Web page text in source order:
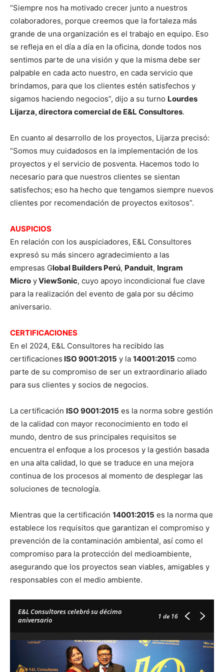
“Siempre nos ha motivado crecer junto a nuestros
colaboradores, porque creemos que la fortaleza más
grande de una organización es el trabajo en equipo. Eso
se refleja en el día a día en la oficina, donde todos nos
sentimos parte de una visión y que la misma debe ser
palpable en cada acto nuestro, en cada servicio que
brindamos, para que los clientes estén satisfechos y
sigamos haciendo negocios”, dijo a su turno Lourdes
Lijarza, directora comercial de E&L Consultores.
En cuanto al desarrollo de los proyectos, Lijarza precisó:
“Somos muy cuidadosos en la implementación de los
proyectos y el servicio de posventa. Hacemos todo lo
necesario para que nuestros clientes se sientan
satisfechos; eso ha hecho que tengamos siempre nuevos
clientes por recomendación de proyectos exitosos”.
AUSPICIOS
En relación con los auspiciadores, E&L Consultores
expresó su más sincero agradecimiento a las
empresas Global Builders Perú, Panduit, Ingram
Micro yViewSonic, cuyo apoyo incondicional fue clave
para la realización del evento de gala por su décimo
aniversario.
CERTIFICACIONES
En el 2024, E&L Consultores ha recibido las
certificaciones ISO 9001:2015 y la 14001:2015 como
parte de su compromiso de ser un extraordinario aliado
para sus clientes y socios de negocios.
La certificación ISO 9001:2015 es la norma sobre gestión
de la calidad con mayor reconocimiento en todo el
mundo, dentro de sus principales requisitos se
encuentra el enfoque a los procesos y la gestión basada
en una alta calidad, lo que se traduce en una mejora
continua de los procesos al momento de desplegar las
soluciones de tecnología.
Mientras que la certificación 14001:2015 es la norma que
establece los requisitos que garantizan el compromiso y
prevención de la contaminación ambiental, así como el
compromiso para la protección del medioambiente,
asegurando que los proyectos sean viables, amigables y
responsables con el medio ambiente.
E&L Consultores celebró su décimo
aniversario
1 de 16